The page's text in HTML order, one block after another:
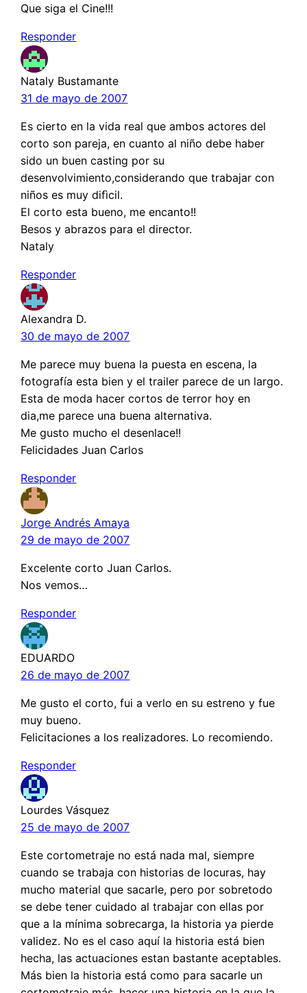
Que siga el Cine!!!
Responder
Nataly Bustamante
31 de mayo de 2007
Es cierto en la vida real que ambos actores del
corto son pareja, en cuanto al niño debe haber
sido un buen casting por su
desenvolvimiento,considerando que trabajar con
niños es muy difìcil.
El corto esta bueno, me encanto!!
Besos y abrazos para el director.
Nataly
Responder
Alexandra D.
30 de mayo de 2007
Me parece muy buena la puesta en escena, la
fotografía esta bien y el trailer parece de un largo.
Esta de moda hacer cortos de terror hoy en
dia,me parece una buena alternativa.
Me gusto mucho el desenlace!!
Felicidades Juan Carlos
Responder
Jorge Andrés Amaya
29 de mayo de 2007
Excelente corto Juan Carlos.
Nos vemos…
Responder
EDUARDO
26 de mayo de 2007
Me gusto el corto, fui a verlo en su estreno y fue
muy bueno.
Felicitaciones a los realizadores. Lo recomiendo.
Responder
Lourdes Vásquez
25 de mayo de 2007
Este cortometraje no está nada mal, siempre
cuando se trabaja con historias de locuras, hay
mucho material que sacarle, pero por sobretodo
se debe tener cuidado al trabajar con ellas por
que a la mínima sobrecarga, la historia ya pierde
validez. No es el caso aquí la historia está bien
hecha, las actuaciones estan bastante aceptables.
Más bien la historia está como para sacarle un